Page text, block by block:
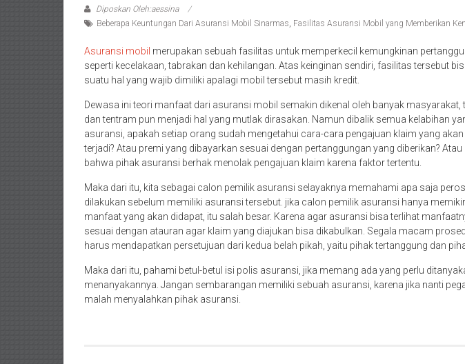
Diposkan Oleh:aessina
Beberapa Keuntungan Dari Asuransi Mobil Sinarmas, Fasilitas Asuransi Mobil yang Memberikan
Asuransi mobil merupakan sebuah fasilitas untuk memperkecil kemungkinan
seperti kecelakaan, tabrakan dan kehilangan. Atas keinginan sendiri, fasilitas tersebut
suatu hal yang wajib dimiliki apalagi mobil tersebut masih kredit.
Dewasa ini teori manfaat dari asuransi mobil semakin dikenal oleh banyak masyarakat,
dan tentram pun menjadi hal yang mutlak dirasakan. Namun dibalik semua kelabihan
asuransi, apakah setiap orang sudah mengetahui cara-cara pengajuan klaim yang
terjadi? Atau premi yang dibayarkan sesuai dengan pertanggungan yang diberikan?
bahwa pihak asuransi berhak menolak pengajuan klaim karena faktor tertentu.
Maka dari itu, kita sebagai calon pemilik asuransi selayaknya memahami apa saja
dilakukan sebelum memiliki asuransi tersebut. jika calon pemilik asuransi hanya
manfaat yang akan didapat, itu salah besar. Karena agar asuransi bisa terlihat
sesuai dengan atauran agar klaim yang diajukan bisa dikabulkan. Segala macam
harus mendapatkan persetujuan dari kedua belah pikah, yaitu pihak tertanggung dan
Maka dari itu, pahami betul-betul isi polis asuransi, jika memang ada yang perlu
menanyakannya. Jangan sembarangan memiliki sebuah asuransi, karena jika nanti
malah menyalahkan pihak asuransi.